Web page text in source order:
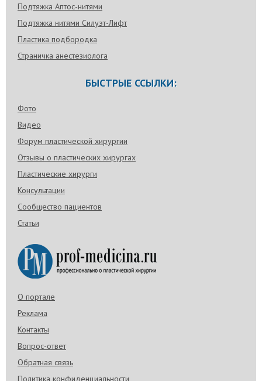
Подтяжка Аптос-нитями
Подтяжка нитями Силуэт-Лифт
Пластика подбородка
Страничка анестезиолога
БЫСТРЫЕ ССЫЛКИ:
Фото
Видео
Форум пластической хирургии
Отзывы о пластических хирургах
Пластические хирурги
Консультации
Сообщество пациентов
Статьи
О портале
Реклама
Контакты
Вопрос-ответ
Обратная связь
Политика конфиденциальности